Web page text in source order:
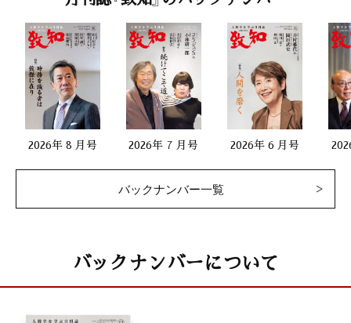
2026年 8 月号 2026年 7 月号 2026年 6 月号
バックナンバー一覧
バックナンバーについて